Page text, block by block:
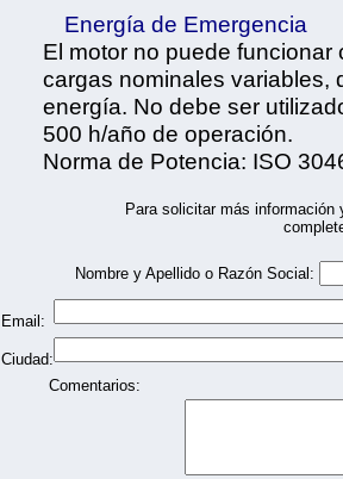
Energía de Emergencia
El motor no puede
cargas nominales variables,
energía. No debe ser
500 h/año de operación.
Norma de Potencia: ISO
Para solicitar más
Nombre y Apellido o Razón Social:
Email:
Ciudad:
Comentarios: